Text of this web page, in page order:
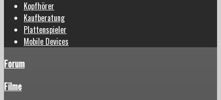
Kopfhörer
Kaufberatung
Plattenspieler
Mobile Devices
Forum
Filme